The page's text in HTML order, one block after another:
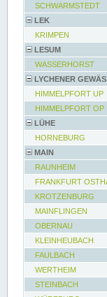
SCHWARMSTEDT
LEK
KRIMPEN
LESUM
WASSERHORST
LYCHENER
HIMMELPFORT UP
HIMMELPFORT OP
LÜHE
HORNEBURG
MAIN
RAUNHEIM
FRANKFURT
KROTZENBURG
MAINFLINGEN
OBERNAU
KLEINHEUBACH
FAULBACH
WERTHEIM
STEINBACH